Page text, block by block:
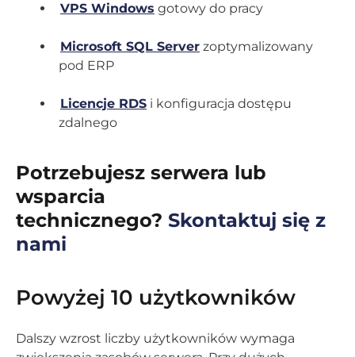
VPS Windows gotowy do pracy
Microsoft SQL Server zoptymalizowany
pod ERP
Licencje RDS i konfiguracja dostępu
zdalnego
Potrzebujesz serwera lub
wsparcia
technicznego? Skontaktuj się z
nami
Powyżej 10 użytkowników
Dalszy wzrost liczby użytkowników wymaga